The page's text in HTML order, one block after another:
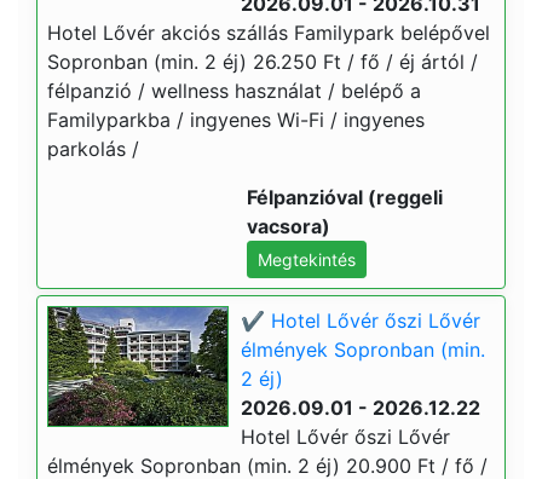
Hotel Lővér akciós szállás Familypark belépővel
Sopronban (min. 2 éj) 26.250 Ft / fő / éj ártól /
félpanzió / wellness használat / belépő a
Familyparkba / ingyenes Wi-Fi / ingyenes
parkolás /
Félpanzióval (reggeli
vacsora)
Megtekintés
✔️ Hotel Lővér őszi Lővér
élmények Sopronban (min.
2 éj)
2026.09.01 - 2026.12.22
Hotel Lővér őszi Lővér
élmények Sopronban (min. 2 éj) 20.900 Ft / fő /